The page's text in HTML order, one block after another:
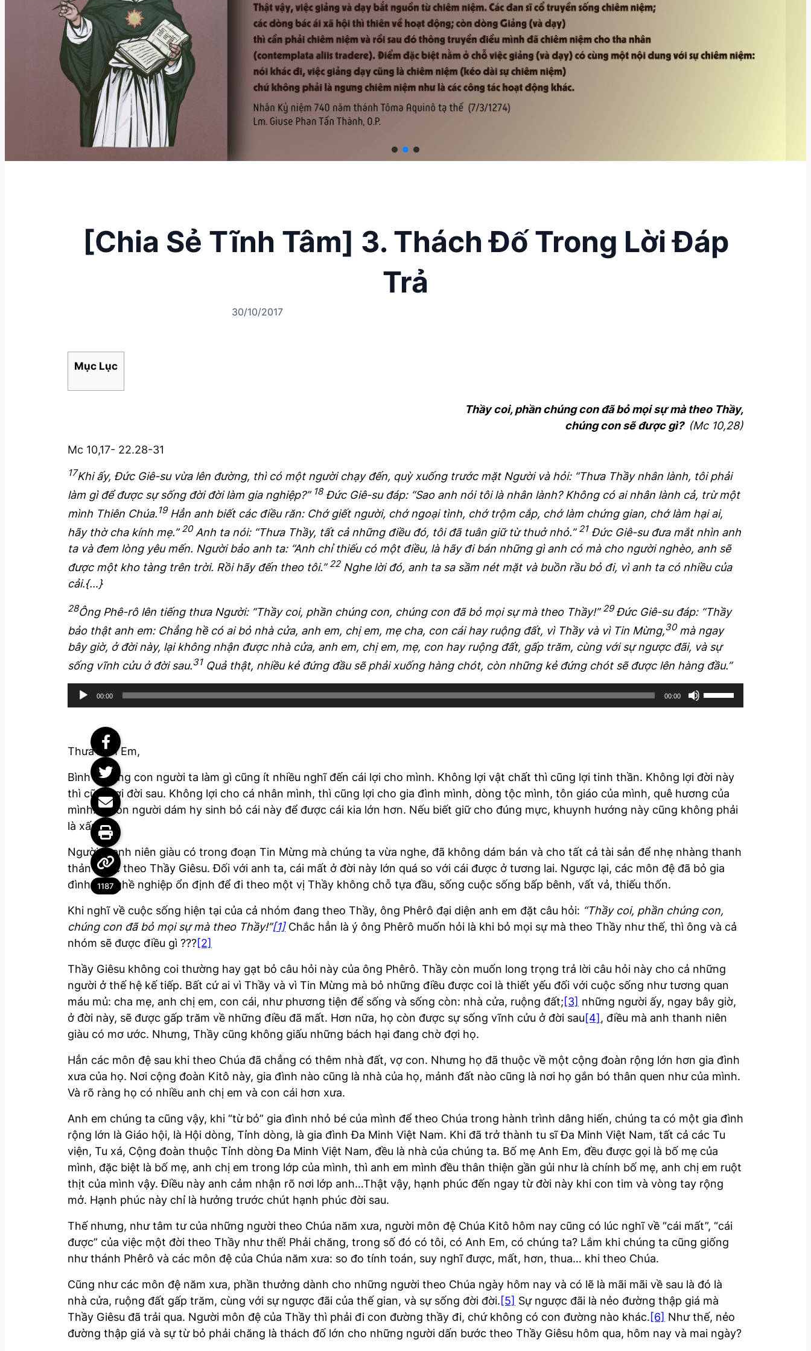
[Chia Sẻ Tĩnh Tâm] 3. Thách Đố Trong Lời Đáp
Trả
30/10/2017
Mục Lục
Thầy coi, phần chúng con đã bỏ mọi sự mà theo Thầy,
chúng con sẽ được gì? (Mc 10,28)
Mc 10,17- 22.28-31
17Khi ấy, Đức Giê-su vừa lên đường, thì có một người chạy đến, quỳ xuống trước mặt Người và hỏi: “Thưa Thầy nhân lành, tôi phải
làm gì để được sự sống đời đời làm gia nghiệp?” 18Đức Giê-su đáp: “Sao anh nói tôi là nhân lành? Không có ai nhân lành cả, trừ một
mình Thiên Chúa. 19Hẳn anh biết các điều răn: Chớ giết người, chớ ngoại tình, chớ trộm cắp, chớ làm chứng gian, chớ làm hại ai,
hãy thờ cha kính mẹ.”20Anh ta nói: “Thưa Thầy, tất cả những điều đó, tôi đã tuân giữ từ thuở nhỏ.”21 Đức Giê-su đưa mắt nhìn anh
ta và đem lòng yêu mến. Người bảo anh ta: “Anh chỉ thiếu có một điều, là hãy đi bán những gì anh có mà cho người nghèo, anh sẽ
được một kho tàng trên trời. Rồi hãy đến theo tôi.”22Nghe lời đó, anh ta sa sầm nét mặt và buồn rầu bỏ đi, vì anh ta có nhiều của
cải.{…}
28Ông Phê-rô lên tiếng thưa Người: “Thầy coi, phần chúng con, chúng con đã bỏ mọi sự mà theo Thầy!”29Đức Giê-su đáp: “Thầy
bảo thật anh em: Chẳng hề có ai bỏ nhà cửa, anh em, chị em, mẹ cha, con cái hay ruộng đất, vì Thầy và vì Tin Mừng,30mà ngay
bây giờ, ở đời này, lại không nhận được nhà cửa, anh em, chị em, mẹ, con hay ruộng đất, gấp trăm, cùng với sự ngược đãi, và sự
sống vĩnh cửu ở đời sau.31 Quả thật, nhiều kẻ đứng đầu sẽ phải xuống hàng chót, còn những kẻ đứng chót sẽ được lên hàng đầu.”
u
o
P
l
a
y
r
00:00 00:00
U
s
/
A
r
w
k
y
s
t
o
c
r
a
s
e
o
r
c
r
a
s
e
v
Thưa Anh Em,
Bình thường con người ta làm gì cũng ít nhiều nghĩ đến cái lợi cho mình. Không lợi vật chất thì cũng lợi tinh thần. Không lợi đời này
thì cũng lợi đời sau. Không lợi cho cá nhân mình, thì cũng lợi cho gia đình mình, dòng tộc mình, tôn giáo của mình, quê hương của
mình… Con người dám hy sinh bỏ cái này để được cái kia lớn hơn. Nếu biết giữ cho đúng mực, khuynh hướng này cũng không phải
là xấu.
Người thanh niên giàu có trong đoạn Tin Mừng mà chúng ta vừa nghe, đã không dám bán và cho tất cả tài sản để nhẹ nhàng thanh
thản bước theo Thầy Giêsu. Đối với anh ta, cái mất ở đời này lớn quá so với cái được ở tương lai. Ngược lại, các môn đệ đã bỏ gia
đình và nghề nghiệp ổn định để đi theo một vị Thầy không chỗ tựa đầu, sống cuộc sống bấp bênh, vất vả, thiếu thốn.
Khi nghĩ về cuộc sống hiện tại của cả nhóm đang theo Thầy, ông Phêrô đại diện anh em đặt câu hỏi: “Thầy coi, phần chúng con,
chúng con đã bỏ mọi sự mà theo Thầy!”[1] Chắc hẳn là ý ông Phêrô muốn hỏi là khi bỏ mọi sự mà theo Thầy như thế, thì ông và cả
nhóm sẽ được điều gì ???[2]
Thầy Giêsu không coi thường hay gạt bỏ câu hỏi này của ông Phêrô. Thầy còn muốn long trọng trả lời câu hỏi này cho cả những
người ở thế hệ kế tiếp. Bất cứ ai vì Thầy và vì Tin Mừng mà bỏ những điều được coi là thiết yếu đối với cuộc sống như tương quan
máu mủ: cha mẹ, anh chị em, con cái, như phương tiện để sống và sống còn: nhà cửa, ruộng đất;[3] những người ấy, ngay bây giờ,
ở đời này, sẽ được gấp trăm về những điều đã mất. Hơn nữa, họ còn được sự sống vĩnh cửu ở đời sau[4], điều mà anh thanh niên
giàu có mơ ước. Nhưng, Thầy cũng không giấu những bách hại đang chờ đợi họ.
Hẳn các môn đệ sau khi theo Chúa đã chẳng có thêm nhà đất, vợ con. Nhưng họ đã thuộc về một cộng đoàn rộng lớn hơn gia đình
xưa của họ. Nơi cộng đoàn Kitô này, gia đình nào cũng là nhà của họ, mảnh đất nào cũng là nơi họ gắn bó thân quen như của mình.
Và rõ ràng họ có nhiều anh chị em và con cái hơn xưa.
Anh em chúng ta cũng vậy, khi “từ bỏ” gia đình nhỏ bé của mình để theo Chúa trong hành trình dâng hiến, chúng ta có một gia đình
rộng lớn là Giáo hội, là Hội dòng, Tỉnh dòng, là gia đình Đa Minh Việt Nam. Khi đã trở thành tu sĩ Đa Minh Việt Nam, tất cả các Tu
viện, Tu xá, Cộng đoàn thuộc Tỉnh dòng Đa Minh Việt Nam, đều là nhà của chúng ta. Bố mẹ Anh Em, đều được gọi là bố mẹ của
mình, đặc biệt là bố mẹ, anh chị em trong lớp của mình, thì anh em mình đều thân thiện gần gủi như là chính bố mẹ, anh chị em ruột
thịt của mình vậy. Điều này anh cảm nhận rõ nơi lớp anh…Thật vậy, hạnh phúc đến ngay từ đời này khi con tim và vòng tay rộng
mở. Hạnh phúc này chỉ là hưởng trước chút hạnh phúc đời sau.
Thế nhưng, như tâm tư của những người theo Chúa năm xưa, người môn đệ Chúa Kitô hôm nay cũng có lúc nghĩ về “cái mất”, “cái
được” của việc một đời theo Thầy như thế! Phải chăng, trong số đó có tôi, có Anh Em, có chúng ta? Lắm khi chúng ta cũng giống
như thánh Phêrô và các môn đệ của Chúa năm xưa: so đo tính toán, suy nghĩ được, mất, hơn, thua… khi theo Chúa.
Cũng như các môn đệ năm xưa, phần thưởng dành cho những người theo Chúa ngày hôm nay và có lẽ là mãi mãi về sau là đó là
nhà cửa, ruộng đất gấp trăm, cùng với sự ngược đãi của thế gian, và sự sống đời đời.[5] Sự ngược đãi là nẻo đường thập giá mà
Thầy Giêsu đã trải qua. Người môn đệ của Thầy thì phải đi con đường thầy đi, chứ không có con đường nào khác.[6] Như thế, nẻo
đường thập giá và sự từ bỏ phải chăng là thách đố lớn cho những người dấn bước theo Thầy Giêsu hôm qua, hôm nay và mai ngày?
1187